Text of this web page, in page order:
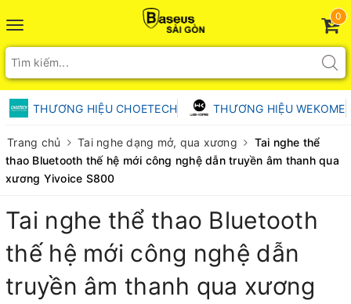
Toggle
navigation
0
THƯƠNG HIỆU CHOETECH THƯƠNG HIỆU WEKOME
Trang chủ Tai nghe dạng mở, qua xương
Tai nghe thể
thao Bluetooth thế hệ mới công nghệ dẫn truyền âm thanh qua
xương Yivoice S800
Tai nghe thể thao Bluetooth
thế hệ mới công nghệ dẫn
truyền âm thanh qua xương